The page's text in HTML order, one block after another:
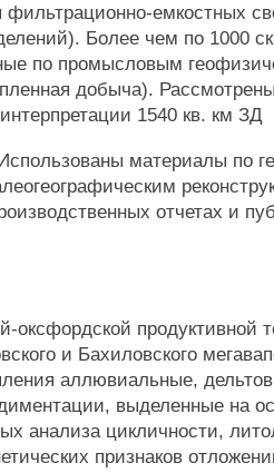
фильтрационно-емкостных
Более чем по 1000
по промысловым
добыча).
1540 кв. км ЗД
материалы по
отчетах и
оксфордской продуктивной
и Бахиловского
аллювиальные,
выделенные на
анализа цикличности,
признаков